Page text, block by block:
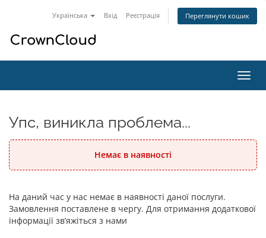
Українська Вхід Реєстрація Переглянути кошик
Упс, виникла проблема...
Немає в наявності
На даний час у нас немає в наявності даної послуги.
Замовлення поставлене в чергу. Для отримання додаткової
інформації зв’яжіться з нами